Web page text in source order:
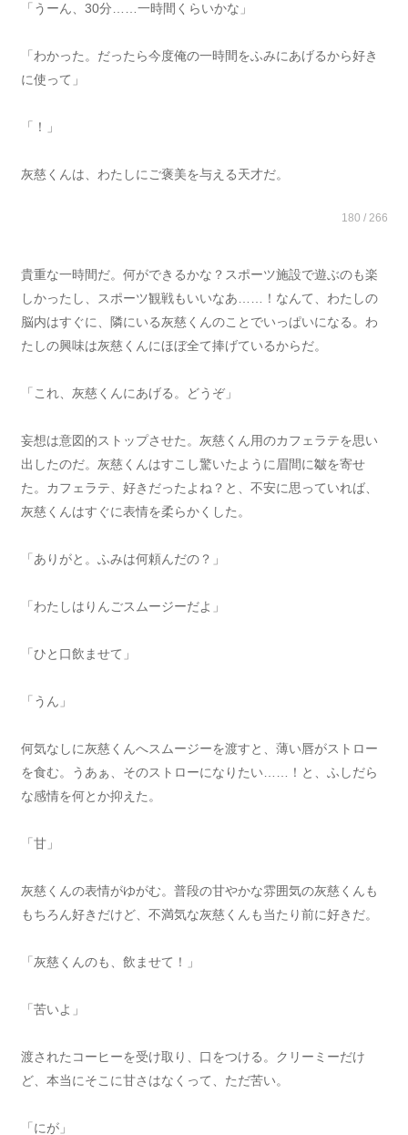
「うーん、30分……一時間くらいかな」
「わかった。だったら今度俺の一時間をふみにあげるから好き
に使って」
「！」
灰慈くんは、わたしにご褒美を与える天才だ。
180 / 266
貴重な一時間だ。何ができるかな？スポーツ施設で遊ぶのも楽
しかったし、スポーツ観戦もいいなあ……！なんて、わたしの
脳内はすぐに、隣にいる灰慈くんのことでいっぱいになる。わ
たしの興味は灰慈くんにほぼ全て捧げているからだ。
「これ、灰慈くんにあげる。どうぞ」
妄想は意図的ストップさせた。灰慈くん用のカフェラテを思い
出したのだ。灰慈くんはすこし驚いたように眉間に皺を寄せ
た。カフェラテ、好きだったよね？と、不安に思っていれば、
灰慈くんはすぐに表情を柔らかくした。
「ありがと。ふみは何頼んだの？」
「わたしはりんごスムージーだよ」
「ひと口飲ませて」
「うん」
何気なしに灰慈くんへスムージーを渡すと、薄い唇がストロー
を食む。うあぁ、そのストローになりたい……！と、ふしだら
な感情を何とか抑えた。
「甘」
灰慈くんの表情がゆがむ。普段の甘やかな雰囲気の灰慈くんも
もちろん好きだけど、不満気な灰慈くんも当たり前に好きだ。
「灰慈くんのも、飲ませて！」
「苦いよ」
渡されたコーヒーを受け取り、口をつける。クリーミーだけ
ど、本当にそこに甘さはなくって、ただ苦い。
「にが」